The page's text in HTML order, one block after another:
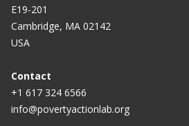
E19-201
Cambridge, MA 02142
USA
Contact
+1 617 324 6566
info@povertyactionlab.org